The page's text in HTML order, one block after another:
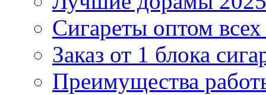
Сигареты оптом
Заказ от 1 блока
Преимущества